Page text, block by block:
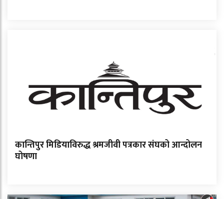
कान्तिपुर मिडियाविरुद्ध श्रमजीवी पत्रकार संघको आन्दोलन
घोषणा